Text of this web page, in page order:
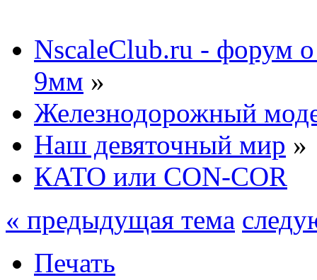
NscaleClub.ru - форум
9мм »
Железнодорожный
Наш девяточный мир »
КАТО или CON-COR
« предыдущая тема
Печать